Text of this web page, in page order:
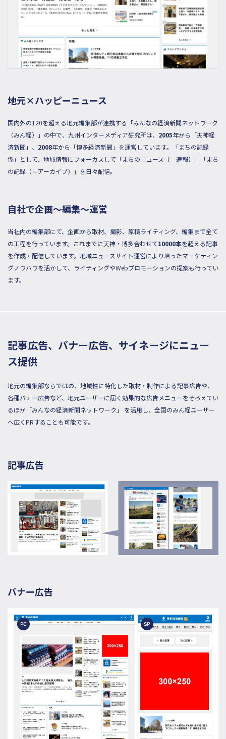
地元×ハッピーニュース
国内外の120を超える地元編集部が連携する「みんなの経済新聞ネットワーク
（みん経）」の中で、九州インターメディア研究所は、 2005年から「天神経
済新聞」、 2008年から「博多経済新聞」を運営しています。「まちの記録
係」として、地域情報にフォーカスして「まちのニュース（＝速報）」「まち
の記録（＝アーカイブ）」を日々配信。
自社で企画～編集～運営
当社内の編集部にて、企画から取材、撮影、原稿ライティング、編集まで全て
の工程を行っています。これまでに天神・博多合わせて10000本を超える記事
を作成・配信しています。地域ニュースサイト運営により培ったマーケティン
グノウハウを活かして、ライティングやWebプロモーションの提案も行ってい
ます。
記事広告、バナー広告、サイネージにニュー
ス提供
地元の編集部ならではの、地域性に特化した取材・制作による記事広告や、
各種バナー広告など、地元ユーザーに届く効果的な広告メニューをそろえてい
るほか「みんなの経済新聞ネットワーク」 を活用し、全国のみん経ユーザー
へ広くPRすることも可能です。
記事広告
バナー広告